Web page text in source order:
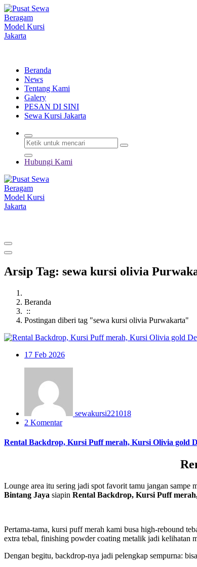
Lewati
ke
konten
Beranda
News
Tentang Kami
Galery
PESAN DI SINI
Sewa Kursi Jakarta
Hubungi Kami
Arsip Tag: sewa kursi olivia
Beranda
::
Postingan diberi tag "sewa kursi olivia Purwakarta"
17 Feb 2026
sewakursi221018
2 Komentar
Rental Backdrop, Kursi Puff merah, Kursi Olivia gold
Lounge area itu sering jadi spot favorit tamu jangan
Bintang Jaya siapin Rental Backdrop, Kursi Puff
Pertama-tama, kursi puff merah kami busa high-rebound
extra tebal, finishing powder coating metalik jadi kelihatan
Dengan begitu, backdrop-nya jadi pelengkap sempurna: